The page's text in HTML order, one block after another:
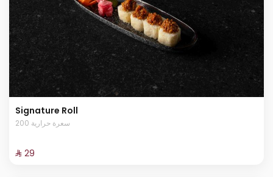
Signature Roll
200 سعرة حرارية
⁨⁦‪‬ 29⁩